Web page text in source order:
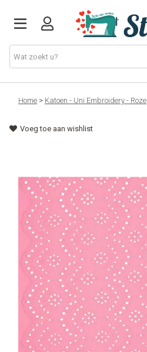
Machines
Accessoires
Stoffen
Naaigerief
Fournituren
Patronen
Breien & Haken
Home > Katoen - Uni Embroidery - Roze
Voeg toe aan wishlist